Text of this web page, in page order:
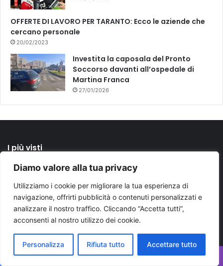
Diamo valore alla tua privacy
Utilizziamo i cookie per migliorare la tua esperienza di
navigazione, offrirti pubblicità o contenuti personalizzati e
analizzare il nostro traffico. Cliccando “Accetta tutti”,
acconsenti al nostro utilizzo dei cookie.
Personalizza Rifiuta tutto Accettare tutto
OFFERTE DI LAVORO PER TARANTO: Ecco le aziende che
cercano personale
20/02/2023
Investita la caposala del Pronto
Soccorso davanti all’ospedale di
Martina Franca
27/01/2026
I più visti
26/10/2024
Cgil e reti promotrici in piazza: “Fermiamo le guerre”
31/10/2025
Sondaggi Puglia 2025: centrosinistra avanti, ma il
centrodestra riduce il distacco
14/07/2025
Decaro-Emiliano, la distanza resta al “Libro possibile”
di Polignano